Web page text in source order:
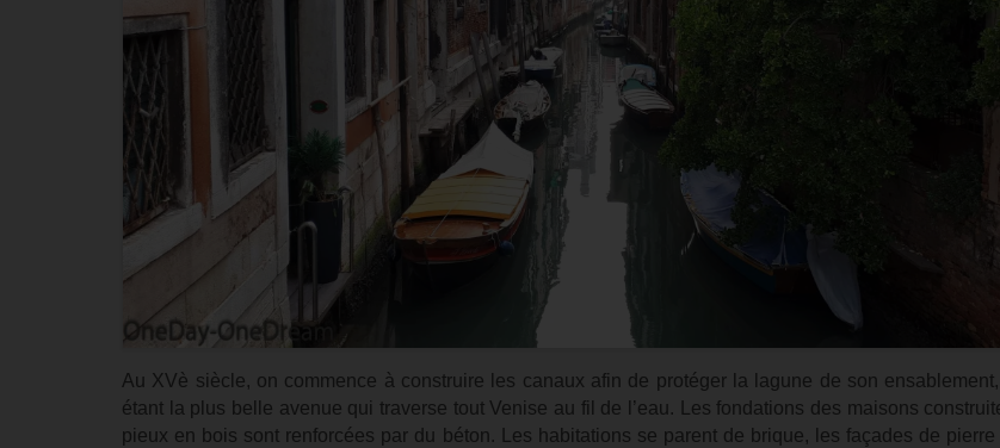
Au XVè siècle, on commence à construire les canaux afin de protéger la lagune de son
étant la plus belle avenue qui traverse tout Venise au fil de l’eau. Les fondations des maisons
pieux en bois sont renforcées par du béton. Les habitations se parent de brique, les façades de